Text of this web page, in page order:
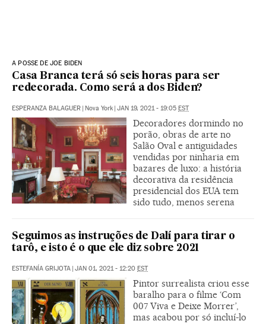
A POSSE DE JOE BIDEN
Casa Branca terá só seis horas para ser
redecorada. Como será a dos Biden?
ESPERANZA BALAGUER Nova York JAN 19, 2021 - 19:05 EST
Decoradores dormindo no
porão, obras de arte no
Salão Oval e antiguidades
vendidas por ninharia em
bazares de luxo: a história
decorativa da residência
presidencial dos EUA tem
sido tudo, menos serena
Seguimos as instruções de Dalí para tirar o
tarô, e isto é o que ele diz sobre 2021
ESTEFANÍA GRIJOTA JAN 01, 2021 - 12:20 EST
Pintor surrealista criou esse
baralho para o filme ‘Com
007 Viva e Deixe Morrer’,
mas acabou por só incluí-lo